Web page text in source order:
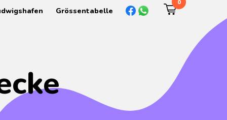
Grössentabelle
0